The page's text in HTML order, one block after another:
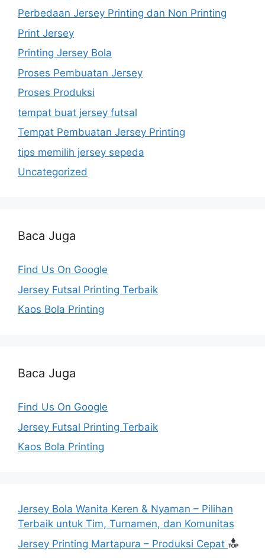
Perbedaan Jersey Printing dan Non Printing
Print Jersey
Printing Jersey Bola
Proses Pembuatan Jersey
Proses Produksi
tempat buat jersey futsal
Tempat Pembuatan Jersey Printing
tips memilih jersey sepeda
Uncategorized
Baca Juga
Find Us On Google
Jersey Futsal Printing Terbaik
Kaos Bola Printing
Baca Juga
Find Us On Google
Jersey Futsal Printing Terbaik
Kaos Bola Printing
Jersey Bola Wanita Keren & Nyaman – Pilihan
Terbaik untuk Tim, Turnamen, dan Komunitas
Jersey Printing Martapura – Produksi Cepat